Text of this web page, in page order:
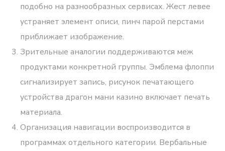
подобно на разнообразных сервисах. Жест левее
устраняет элемент описи, пинч парой перстами
приближает изображение.
Зрительные аналогии поддерживаются меж
продуктами конкретной группы. Эмблема флоппи
сигнализирует запись, рисунок печатающего
устройства драгон мани казино включает печать
материала.
Организация навигации воспроизводится в
программах отдельного категории. Вербальные